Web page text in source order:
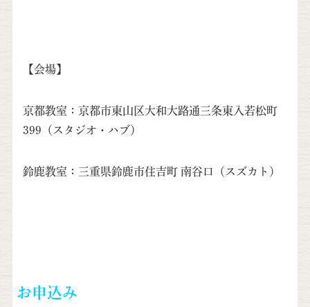
【会場】
京都教室：京都市東山区大和大路通三条東入若松町
399（スタジオ・ハブ）
鈴鹿教室：三重県鈴鹿市住吉町 南谷口（スズカト）
お申込み